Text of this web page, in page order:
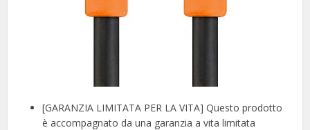
[GARANZIA LIMITATA PER LA VITA] Questo prodotto
è accompagnato da una garanzia a vita limitata